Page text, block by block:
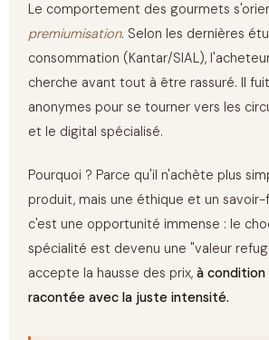
Le comportement des gourmets
premiumisation. Selon les dernières
consommation (Kantar/SIAL),
cherche avant tout à être rassuré. Il
anonymes pour se tourner vers les
et le digital spécialisé.
Pourquoi ? Parce qu'il n'achète plus
produit, mais une éthique et un savoir-
c'est une opportunité immense : le
spécialité est devenu une "valeur
accepte la hausse des prix,à
racontée avec la juste intensité.